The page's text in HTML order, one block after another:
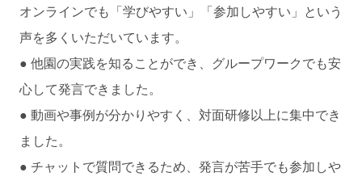
オンラインでも「学びやすい」「参加しやすい」という
声を多くいただいています。
● 他園の実践を知ることができ、グループワークでも安
心して発言できました。
● 動画や事例が分かりやすく、対面研修以上に集中でき
ました。
● チャットで質問できるため、発言が苦手でも参加しや